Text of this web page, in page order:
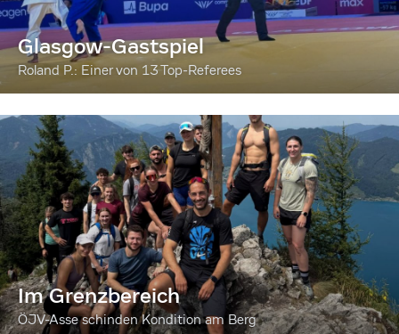
Glasgow-Gastspiel
Roland P.: Einer von 13 Top-Referees
Im Grenzbereich
ÖJV-Asse schinden Kondition am Berg